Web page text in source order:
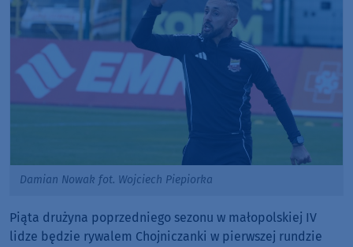
Damian Nowak fot. Wojciech Piepiorka
Piąta drużyna poprzedniego sezonu w małopolskiej IV
lidze będzie rywalem Chojniczanki w pierwszej rundzie